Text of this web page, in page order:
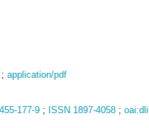
;application/pdf
177-9 ; ISSN 1897-4058 ;